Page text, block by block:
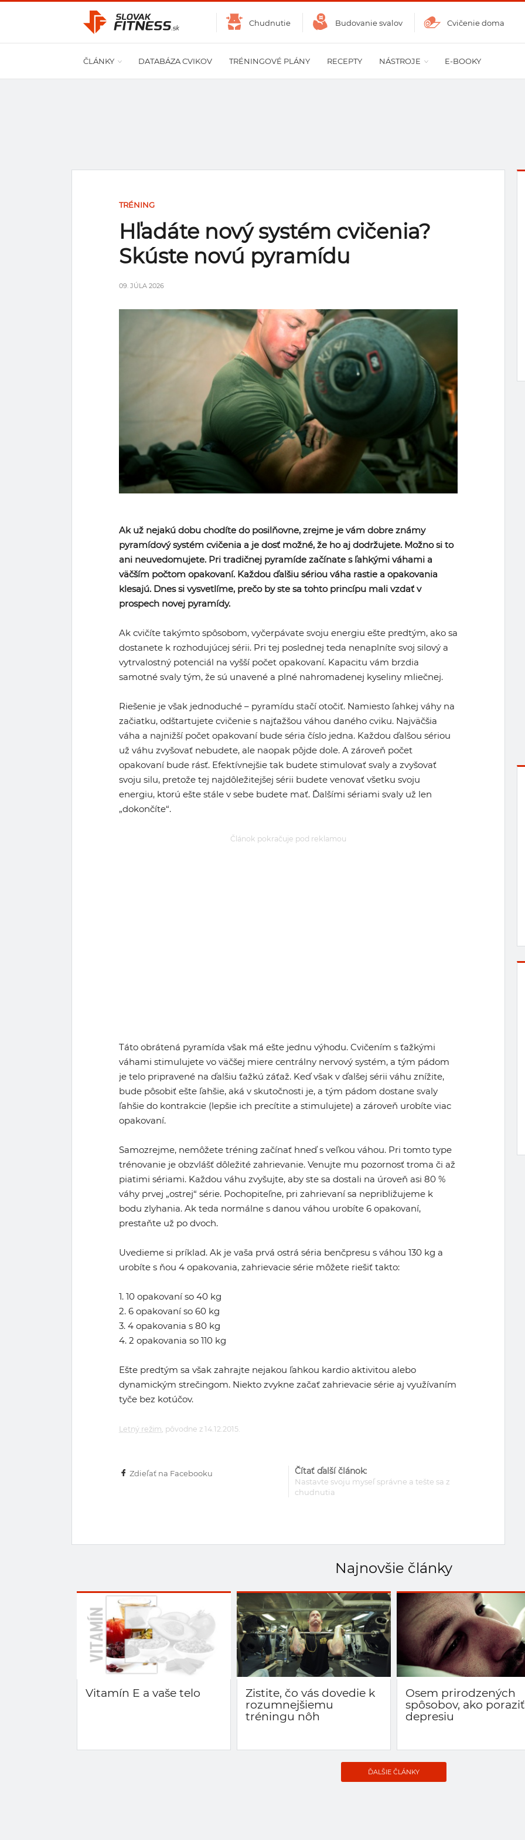
Chudnutie Budovanie svalov Cvičenie doma
ČLÁNKY DATABÁZA CVIKOV TRÉNINGOVÉ PLÁNY RECEPTY NÁSTROJE E-BOOKY
TRÉNING
Hľadáte nový systém cvičenia?
Skúste novú pyramídu
09. JÚLA 2026
Ak už nejakú dobu chodíte do posilňovne, zrejme je vám dobre známy
pyramídový systém cvičenia a je dosť možné, že ho aj dodržujete. Možno si to
ani neuvedomujete. Pri tradičnej pyramíde začínate s ľahkými váhami a
väčším počtom opakovaní. Každou ďalšiu sériou váha rastie a opakovania
klesajú. Dnes si vysvetlíme, prečo by ste sa tohto princípu mali vzdať v
prospech novej pyramídy.
Ak cvičíte takýmto spôsobom, vyčerpávate svoju energiu ešte predtým, ako sa
dostanete k rozhodujúcej sérii. Pri tej poslednej teda nenaplníte svoj silový a
vytrvalostný potenciál na vyšší počet opakovaní. Kapacitu vám brzdia
samotné svaly tým, že sú unavené a plné nahromadenej kyseliny mliečnej.
Riešenie je však jednoduché – pyramídu stačí otočiť. Namiesto ľahkej váhy na
začiatku, odštartujete cvičenie s najťažšou váhou daného cviku. Najväčšia
váha a najnižší počet opakovaní bude séria číslo jedna. Každou ďalšou sériou
už váhu zvyšovať nebudete, ale naopak pôjde dole. A zároveň počet
opakovaní bude rásť. Efektívnejšie tak budete stimulovať svaly a zvyšovať
svoju silu, pretože tej najdôležitejšej sérii budete venovať všetku svoju
energiu, ktorú ešte stále v sebe budete mať. Ďalšími sériami svaly už len
„dokončíte“.
Článok pokračuje pod reklamou
Táto obrátená pyramída však má ešte jednu výhodu. Cvičením s ťažkými
váhami stimulujete vo väčšej miere centrálny nervový systém, a tým pádom
je telo pripravené na ďalšiu ťažkú záťaž. Keď však v ďalšej sérii váhu znížite,
bude pôsobiť ešte ľahšie, aká v skutočnosti je, a tým pádom dostane svaly
ľahšie do kontrakcie (lepšie ich precítite a stimulujete) a zároveň urobíte viac
opakovaní.
Samozrejme, nemôžete tréning začínať hneď s veľkou váhou. Pri tomto type
trénovanie je obzvlášť dôležité zahrievanie. Venujte mu pozornosť troma či až
piatimi sériami. Každou váhu zvyšujte, aby ste sa dostali na úroveň asi 80 %
váhy prvej „ostrej“ série. Pochopiteľne, pri zahrievaní sa nepribližujeme k
bodu zlyhania. Ak teda normálne s danou váhou urobíte 6 opakovaní,
prestaňte už po dvoch.
Uvedieme si príklad. Ak je vaša prvá ostrá séria benčpresu s váhou 130 kg a
urobíte s ňou 4 opakovania, zahrievacie série môžete riešiť takto:
1. 10 opakovaní so 40 kg
2. 6 opakovaní so 60 kg
3. 4 opakovania s 80 kg
4. 2 opakovania so 110 kg
Ešte predtým sa však zahrajte nejakou ľahkou kardio aktivitou alebo
dynamickým strečingom. Niekto zvykne začať zahrievacie série aj využívaním
tyče bez kotúčov.
Letný režim , pôvodne z 14.12.2015.
Čítať ďalší článok:
Nastavte svoju myseľ správne a tešte sa z
chudnutia
Zdieľať na Facebooku
Najnovšie články
Vitamín E a vaše telo
Zistite, čo vás dovedie k
rozumnejšiemu
tréningu nôh
Osem prirodzených
spôsobov, ako poraziť
depresiu
ĎALŠIE ČLÁNKY